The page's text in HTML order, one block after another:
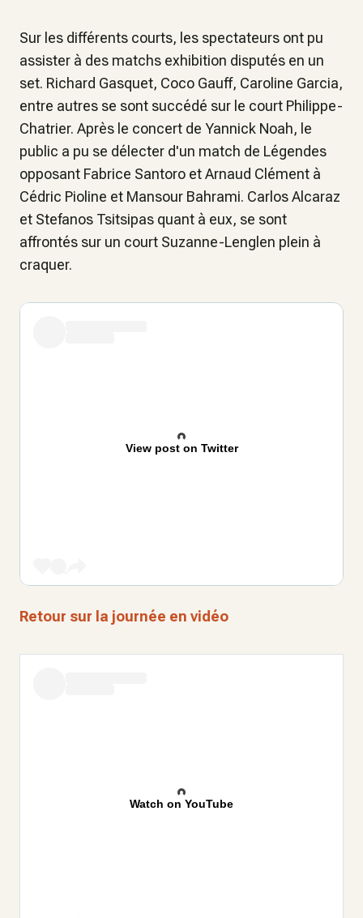
Sur les différents courts, les spectateurs ont pu
assister à des matchs exhibition disputés en un
set. Richard Gasquet, Coco Gauff, Caroline Garcia,
entre autres se sont succédé sur le court Philippe-
Chatrier. Après le concert de Yannick Noah, le
public a pu se délecter d'un match de Légendes
opposant Fabrice Santoro et Arnaud Clément à
Cédric Pioline et Mansour Bahrami. Carlos Alcaraz
et Stefanos Tsitsipas quant à eux, se sont
affrontés sur un court Suzanne-Lenglen plein à
craquer.
View post on Twitter
Retour sur la journée en vidéo
Watch on YouTube